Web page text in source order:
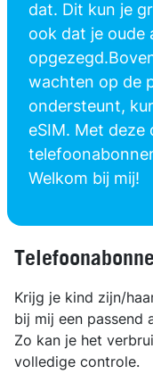
dat. Dit kun je
ook dat je oude
wachten op de
ondersteunt,
eSIM. Met deze
Welkom bij mij!
Krijg je kind zijn/
bij mij een passend
Zo kan je het
volledige controle.